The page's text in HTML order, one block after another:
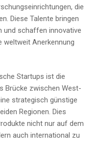
die
Diese Talente bringen
und schaffen innovative
weltweit Anerkennung
Startups ist die
Brücke zwischen West-
strategisch günstige
Regionen. Dies
nicht nur auf dem
auch international zu